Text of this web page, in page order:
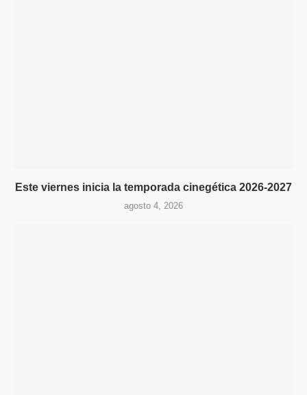
Este viernes inicia la temporada cinegética 2026-2027
agosto 4, 2026